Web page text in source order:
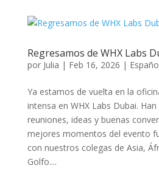
Regresamos de WHX Labs
por Julia | Feb 16, 2026 |
Ya estamos de vuelta en la
intensa en WHX Labs Dubai.
reuniones, ideas y buenas
mejores momentos del evento
con nuestros colegas de Asia,
Golfo....